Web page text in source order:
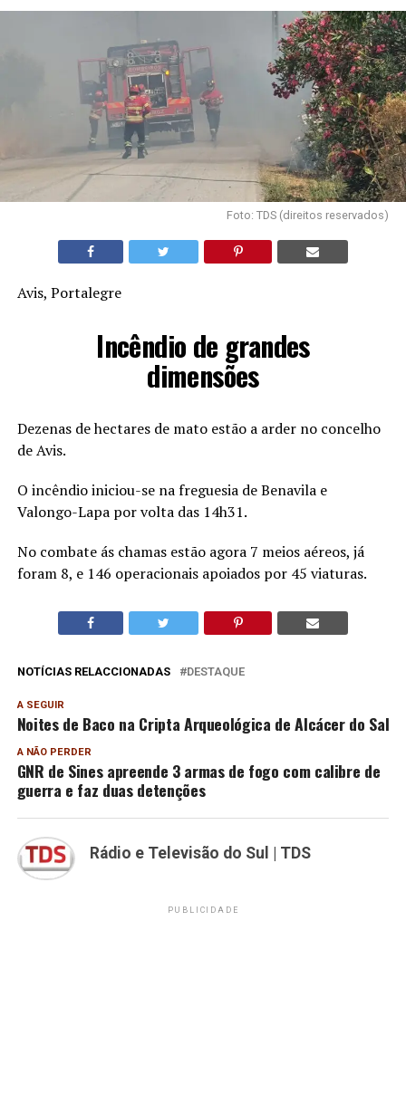
Foto: TDS (direitos reservados)
Avis, Portalegre
Incêndio de grandes
dimensões
Dezenas de hectares de mato estão a arder no concelho
de Avis.
O incêndio iniciou-se na freguesia de Benavila e
Valongo-Lapa por volta das 14h31.
No combate ás chamas estão agora 7 meios aéreos, já
foram 8, e 146 operacionais apoiados por 45 viaturas.
NOTÍCIAS RELACCIONADAS DESTAQUE
A SEGUIR
Noites de Baco na Cripta Arqueológica de Alcácer do Sal
A NÃO PERDER
GNR de Sines apreende 3 armas de fogo com calibre de
guerra e faz duas detenções
Rádio e Televisão do Sul | TDS
PUBLICIDADE